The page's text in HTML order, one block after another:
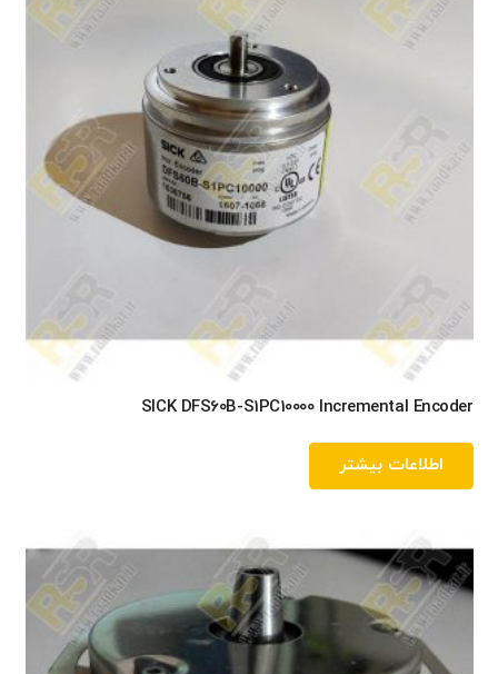
SICK DFS60B-S1PC10000 Incremental Encoder
اطلاعات بیشتر